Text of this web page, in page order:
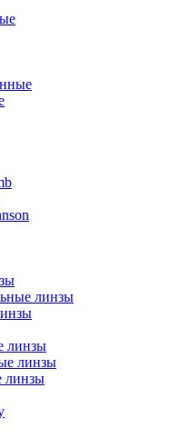
линзы
линзы
линзы
линзы